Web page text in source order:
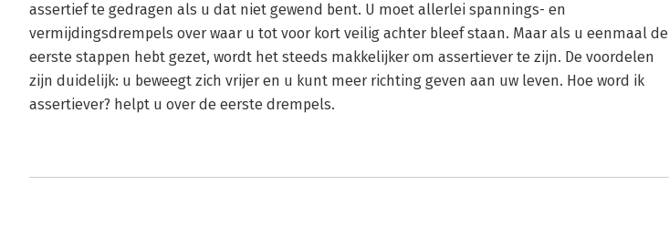
assertief te gedragen als u dat niet gewend bent. U moet allerlei spannings- en
vermijdingsdrempels over waar u tot voor kort veilig achter bleef staan. Maar als u eenmaal de
eerste stappen hebt gezet, wordt het steeds makkelijker om assertiever te zijn. De voordelen
zijn duidelijk: u beweegt zich vrijer en u kunt meer richting geven aan uw leven. Hoe word ik
assertiever? helpt u over de eerste drempels.